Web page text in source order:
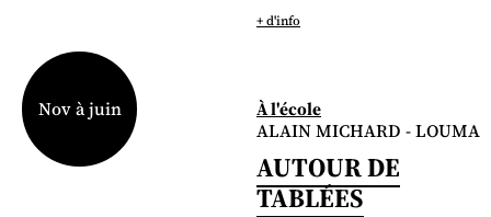
+ d'info
À l'école
Nov à juin
ALAIN MICHARD - LOUMA
AUTOUR DE
TABLÉES